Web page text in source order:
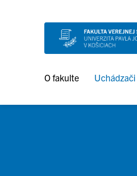
O fakulte Uchádzači